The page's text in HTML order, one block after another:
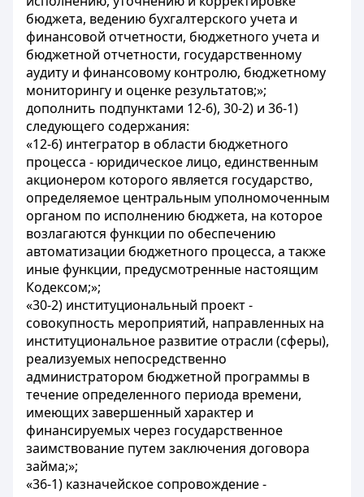
бюджета, ведению бухгалтерского учета и
финансовой отчетности, бюджетного учета и
бюджетной отчетности, государственному
аудиту и финансовому контролю, бюджетному
мониторингу и оценке результатов;»;
дополнить подпунктами 12-6), 30-2) и 36-1)
следующего содержания:
«12-6) интегратор в области бюджетного
процесса - юридическое лицо, единственным
акционером которого является государство,
определяемое центральным уполномоченным
органом по исполнению бюджета, на которое
возлагаются функции по обеспечению
автоматизации бюджетного процесса, а также
иные функции, предусмотренные настоящим
Кодексом;»;
«30-2) институциональный проект -
совокупность мероприятий, направленных на
институциональное развитие отрасли (сферы),
реализуемых непосредственно
администратором бюджетной программы в
течение определенного периода времени,
имеющих завершенный характер и
финансируемых через государственное
заимствование путем заключения договора
займа;»;
«36-1) казначейское сопровождение -